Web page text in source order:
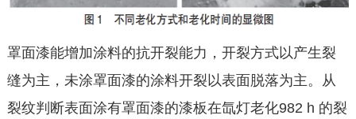
罩面漆能增加涂料的抗开裂能力，开裂方式以产生裂
缝为主，未涂罩面漆的涂料开裂以表面脱落为主。从
裂纹判断表面涂有罩面漆的漆板在氙灯老化982 h 的裂